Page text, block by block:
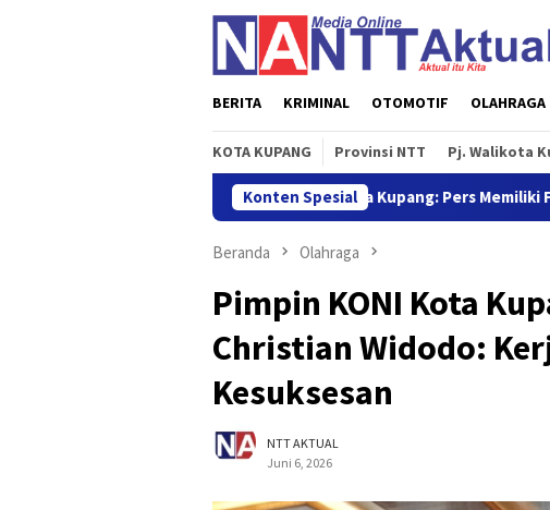
BERITA KRIMINAL OTOMOTIF OLAHRAGA
KOTA KUPANG Provinsi NTT Pj. Walikota
Konten Spesial
Wali Kota Kupang: Pers Memiliki Fungsi Penting
Beranda Olahraga
Pimpin KONI Kota
Christian Widodo:
Kesuksesan
NTT AKTUAL
Juni 6, 2026